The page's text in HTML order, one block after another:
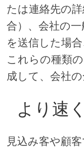
たは連絡先の
合）、会社の
を送信した場
これらの種類
成して、会社
より速
見込み客や顧